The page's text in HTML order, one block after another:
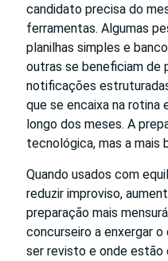
candidato precisa do
ferramentas. Algumas
planilhas simples e
outras se beneficiam
notificações
que se encaixa na
longo dos meses. A
tecnológica, mas a mais
Quando usados com
reduzir improviso,
preparação mais
concurseiro a enxergar
ser revisto e onde estão